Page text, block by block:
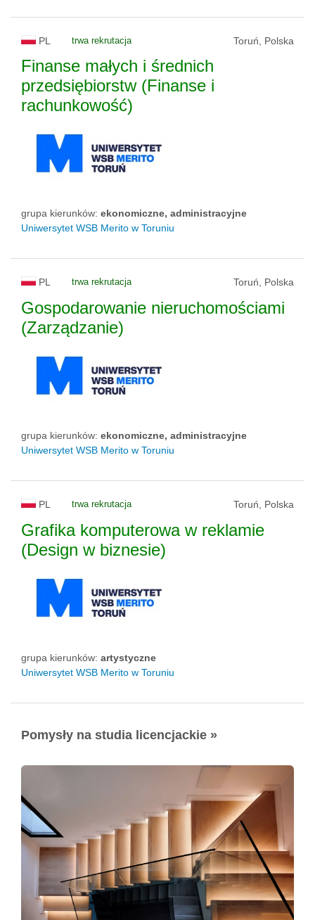
PL trwa rekrutacja Toruń, Polska
Finanse małych i średnich
przedsiębiorstw (Finanse i
rachunkowość)
grupa kierunków: ekonomiczne, administracyjne
Uniwersytet WSB Merito w Toruniu
PL trwa rekrutacja Toruń, Polska
Gospodarowanie nieruchomościami
(Zarządzanie)
grupa kierunków: ekonomiczne, administracyjne
Uniwersytet WSB Merito w Toruniu
PL trwa rekrutacja Toruń, Polska
Grafika komputerowa w reklamie
(Design w biznesie)
grupa kierunków: artystyczne
Uniwersytet WSB Merito w Toruniu
Pomysły na studia licencjackie »